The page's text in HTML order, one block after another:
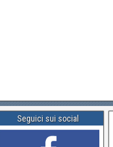
Seguici sui social